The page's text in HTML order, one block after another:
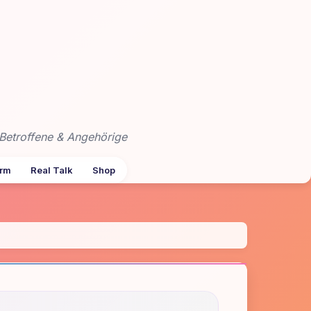
& Angehörige
Real Talk Shop